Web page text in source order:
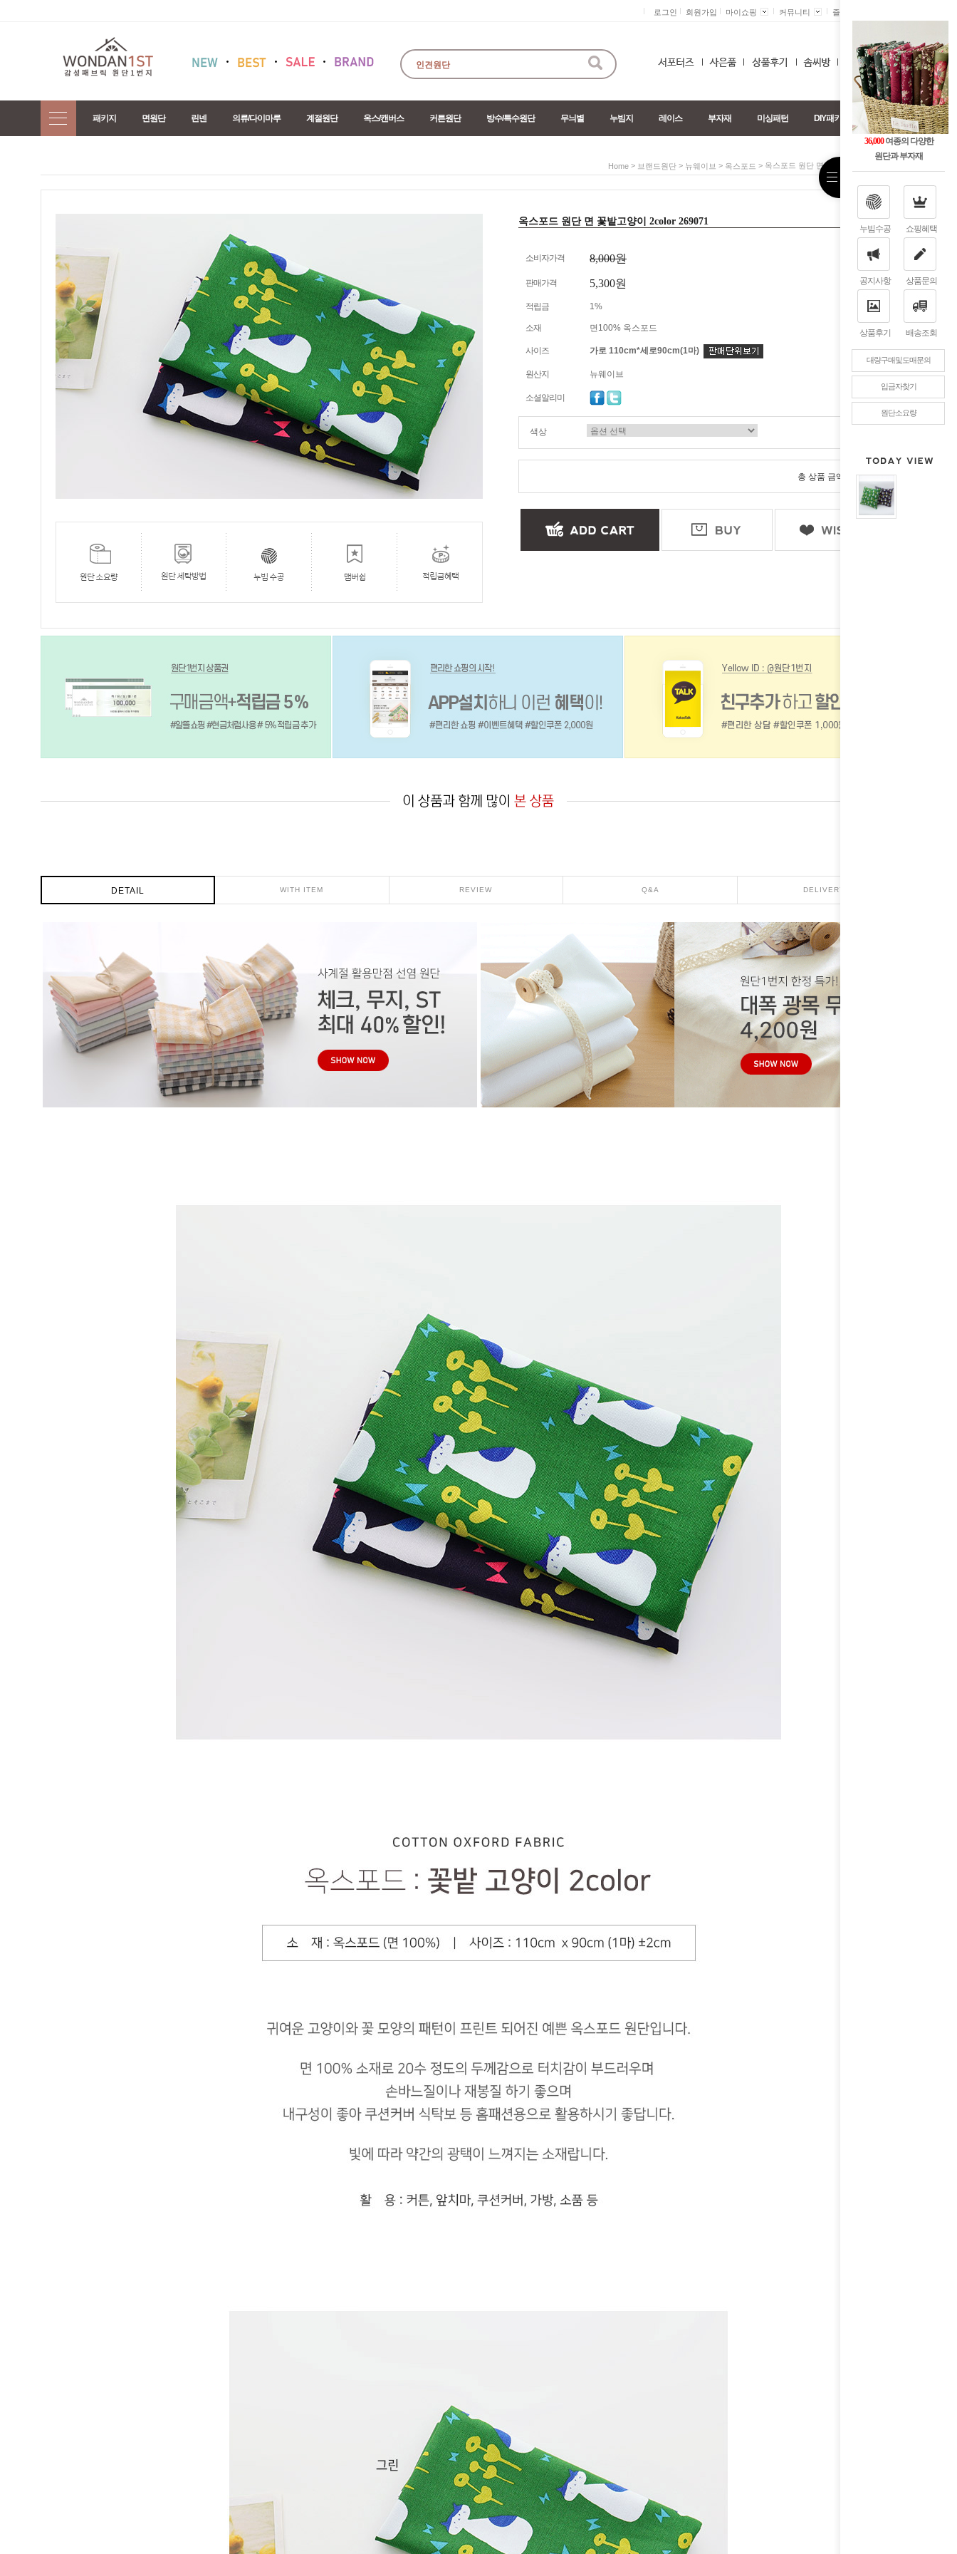
36,000여종의 다양한
원단과 부자재
누빔수공 쇼핑혜택
공지사항 상품문의
상품후기 배송조회
대량구매및도매문의
입금자찾기
원단소요량
로그인 회원가입 마이쇼핑 커뮤니티 즐겨찾기 +
0
패키지 면원단 린넨 의류/다이마루 계절원단 옥스/캔버스 커튼원단 방수/특수원단 무늬별 누빔지 레이스 부자재 미싱패턴 DIY패키지
Home > 브랜드원단 > 뉴웨이브 > 옥스포드 > 옥스포드 원단 면 꽃밭고양이 2color 269071
옥스포드 원단 면 꽃밭고양이 2color 269071
소비자가격 8,000원
판매가격 5,300원
적립금 1%
소재 면100% 옥스포드
사이즈 가로 110cm*세로90cm(1마)
원산지 뉴웨이브
소셜알리미
색상
총 상품 금액 원
DETAIL WITH ITEM REVIEW Q&A DELIVERY